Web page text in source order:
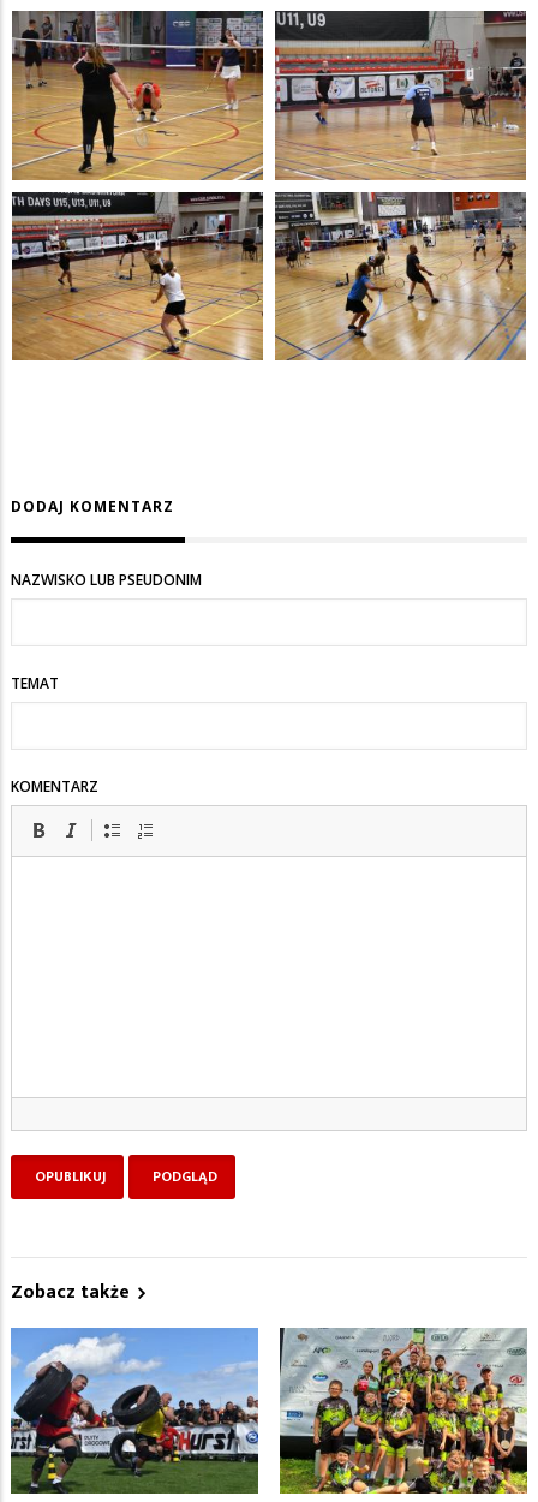
DODAJ KOMENTARZ
NAZWISKO LUB PSEUDONIM
TEMAT
KOMENTARZ
Zobacz także